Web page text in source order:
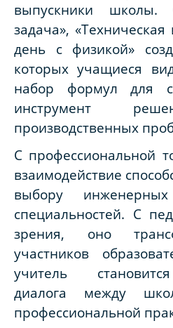
выпускники школы.
задача»,
день с физикой»
которых учащиеся
набор формул для
инструмент
производственных
С профессиональной
взаимодействие
выбору
специальностей. С
зрения, оно
участников
учитель
диалога между
профессиональной